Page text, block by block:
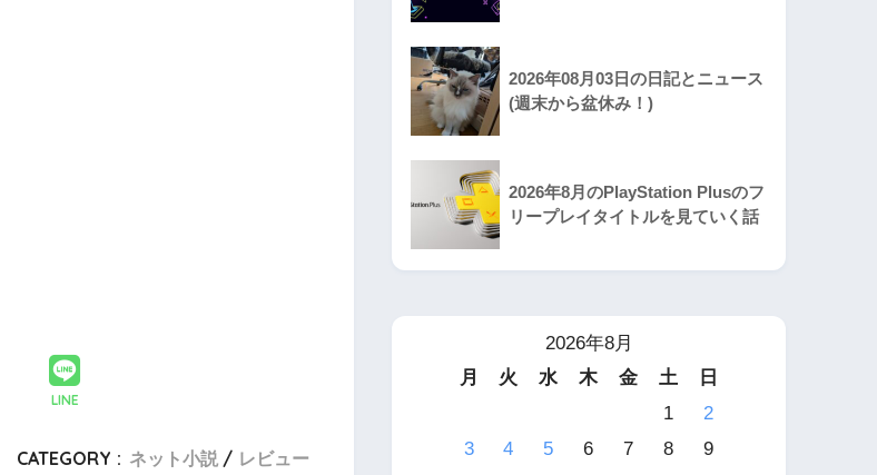
LINE
CATEGORY : ネット小説
レビュー
2026年08月03日の日記とニュース
(週末から盆休み！)
2026年8月のPlayStation Plusのフ
リープレイタイトルを見ていく話
2026年8月
月
火 水 木 金 土
日
1
2
3
4 5 6 7 8
9